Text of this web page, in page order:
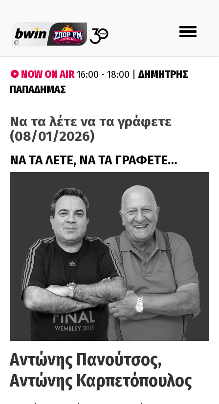
Toggle
navigation
NOW ON AIR16:00 - 18:00 |ΔΗΜΗΤΡΗΣ
ΠΑΠΑΔΗΜΑΣ
Να τα λέτε να τα γράφετε
(08/01/2026)
ΝΑ ΤΑ ΛΕΤΕ, ΝΑ ΤΑ ΓΡΑΦΕΤΕ…
Αντώνης Πανούτσος,
Αντώνης Καρπετόπουλος